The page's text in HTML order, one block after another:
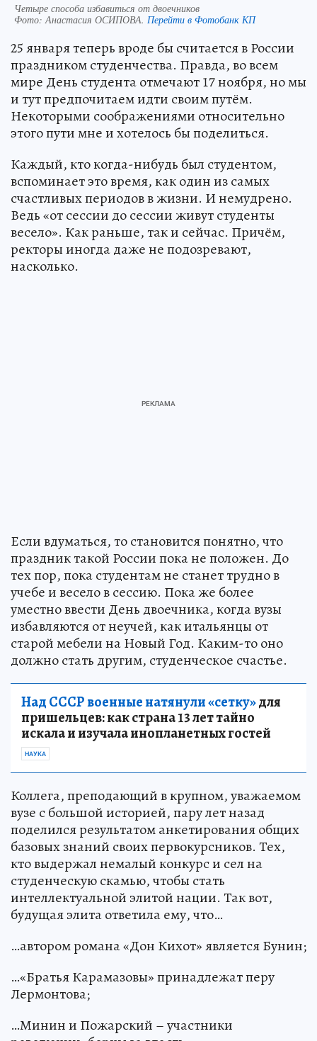
Четыре способа избавиться от двоечников
Фото: Анастасия ОСИПОВА. Перейти в Фотобанк КП
25 января теперь вроде бы считается в России
праздником студенчества. Правда, во всем
мире День студента отмечают 17 ноября, но мы
и тут предпочитаем идти своим путём.
Некоторыми соображениями относительно
этого пути мне и хотелось бы поделиться.
Каждый, кто когда-нибудь был студентом,
вспоминает это время, как один из самых
счастливых периодов в жизни. И немудрено.
Ведь «от сессии до сессии живут студенты
весело». Как раньше, так и сейчас. Причём,
ректоры иногда даже не подозревают,
насколько.
Если вдуматься, то становится понятно, что
праздник такой России пока не положен. До
тех пор, пока студентам не станет трудно в
учебе и весело в сессию. Пока же более
уместно ввести День двоечника, когда вузы
избавляются от неучей, как итальянцы от
старой мебели на Новый Год. Каким-то оно
должно стать другим, студенческое счастье.
Над СССР военные натянули «сетку»для
пришельцев: как страна 13 лет тайно
искала и изучала инопланетных гостей
НАУКА
Коллега, преподающий в крупном, уважаемом
вузе с большой историей, пару лет назад
поделился результатом анкетирования общих
базовых знаний своих первокурсников. Тех,
кто выдержал немалый конкурс и сел на
студенческую скамью, чтобы стать
интеллектуальной элитой нации. Так вот,
будущая элита ответила ему, что…
…автором романа «Дон Кихот» является Бунин;
…«Братья Карамазовы» принадлежат перу
Лермонтова;
…Минин и Пожарский – участники